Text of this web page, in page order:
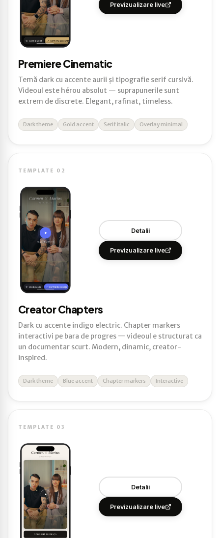
Premiere Cinematic
Temă dark cu accente aurii și tipografie serif cursivă.
Videoul este hérou absolut — suprapunerile sunt
extrem de discrete. Elegant, rafinat, timeless.
Dark theme Gold accent Serif italic Overlay minimal
Previzualizare live
TEMPLATE 02
Creator Chapters
Dark cu accente indigo electric. Chapter markers
interactivi pe bara de progres — videoul e structurat ca
un documentar scurt. Modern, dinamic, creator-
inspired.
Dark theme Blue accent Chapter markers Interactive
Detalii
Previzualizare live
TEMPLATE 03
Detalii
Previzualizare live